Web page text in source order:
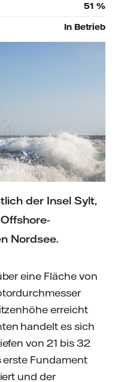
51 %
In Betrieb
der Insel Sylt,
Nordsee.
eine Fläche von
erreicht
handelt es sich
von 21 bis 32
erste Fundament
und der